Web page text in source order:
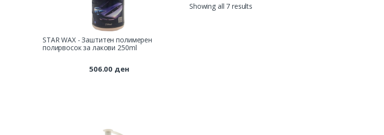
Showing all 7 results
STAR WAX - Заштитен полимерен
полирвосок за лакови 250ml
506.00 ден